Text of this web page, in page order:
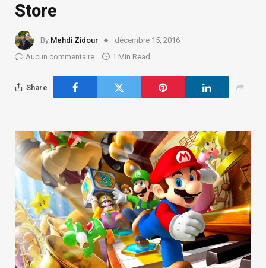
Store
By Mehdi Zidour
décembre 15, 2016
Aucun commentaire
1 Min Read
Share